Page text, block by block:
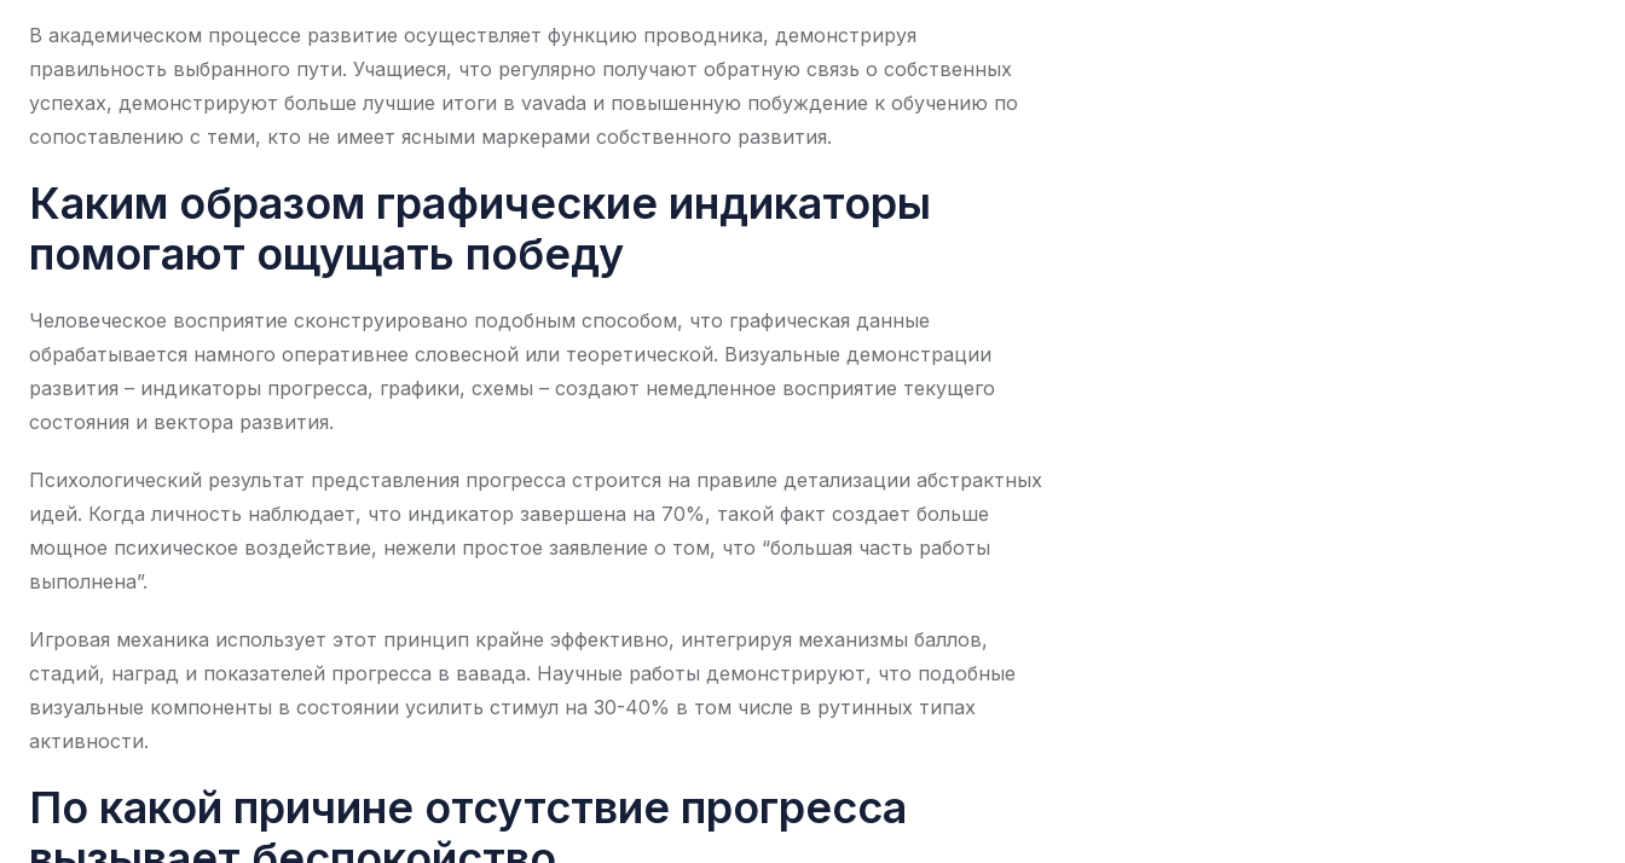
В академическом процессе развитие осуществляет функцию проводника, демонстрируя
правильность выбранного пути. Учащиеся, что регулярно получают обратную связь о собственных
успехах, демонстрируют больше лучшие итоги в vavada и повышенную побуждение к обучению по
сопоставлению с теми, кто не имеет ясными маркерами собственного развития.
Каким образом графические индикаторы
помогают ощущать победу
Человеческое восприятие сконструировано подобным способом, что графическая данные
обрабатывается намного оперативнее словесной или теоретической. Визуальные демонстрации
развития – индикаторы прогресса, графики, схемы – создают немедленное восприятие текущего
состояния и вектора развития.
Психологический результат представления прогресса строится на правиле детализации абстрактных
идей. Когда личность наблюдает, что индикатор завершена на 70%, такой факт создает больше
мощное психическое воздействие, нежели простое заявление о том, что “большая часть работы
выполнена”.
Игровая механика использует этот принцип крайне эффективно, интегрируя механизмы баллов,
стадий, наград и показателей прогресса в вавада. Научные работы демонстрируют, что подобные
визуальные компоненты в состоянии усилить стимул на 30-40% в том числе в рутинных типах
активности.
По какой причине отсутствие прогресса